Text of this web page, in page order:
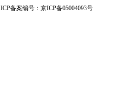
ICP备案编号：京ICP备05004093号